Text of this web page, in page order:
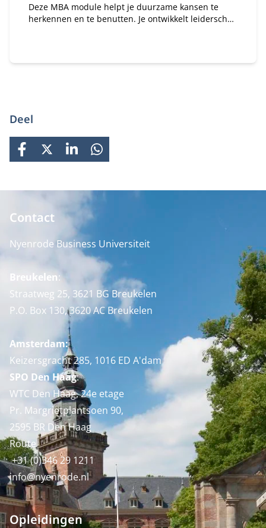
Deze MBA module helpt je duurzame kansen te
herkennen en te benutten. Je ontwikkelt leiderschap
Deel
FACEBOOK
X LINKEDINWHATSAPP
Contact
Nyenrode Business Universiteit
Breukelen:
Straatweg 25, 3621 BG Breukelen
P.O. Box 130, 3620 AC Breukelen
Amsterdam:
Keizersgracht 285, 1016 ED A'dam
SPO Den Haag:
WTC Den Haag, 24e etage
Pr. Margrietplantsoen 90,
2595 BR Den Haag
Route
+31 (0)346 29 1211
info@nyenrode.nl
Opleidingen